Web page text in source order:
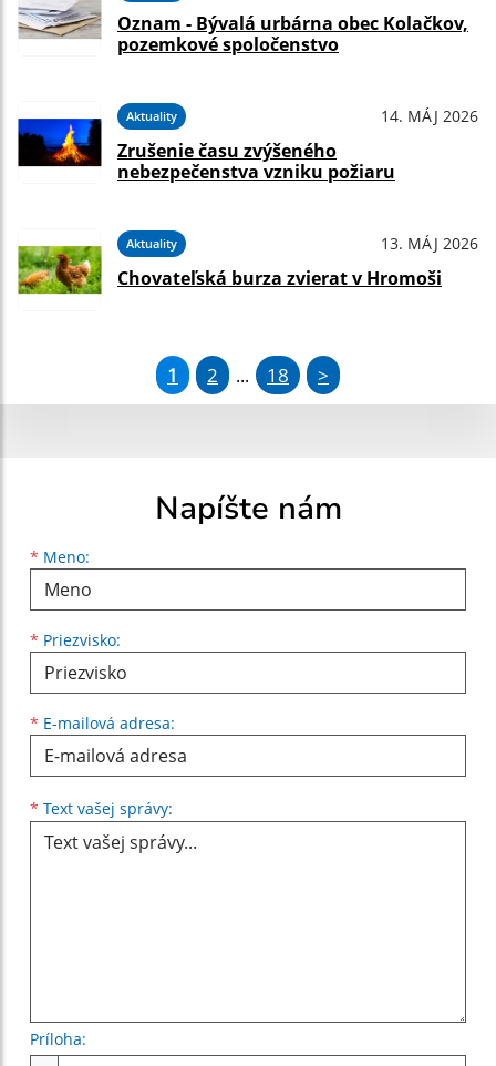
Oznam - Bývalá urbárna obec Kolačkov,
pozemkové spoločenstvo
Aktuality 14. MÁJ 2026
Zrušenie času zvýšeného
nebezpečenstva vzniku požiaru
Aktuality 13. MÁJ 2026
Chovateľská burza zvierat v Hromoši
1 2 ... 18 >
Napíšte nám
* Meno:
Meno
* Priezvisko:
Priezvisko
* E-mailová adresa:
E-mailová adresa
* Text vašej správy:
Príloha: